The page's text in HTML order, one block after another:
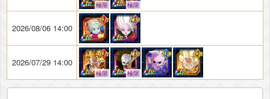
極限 極限
2026/08/06 14:00
2026/07/29 14:00
極限 極限